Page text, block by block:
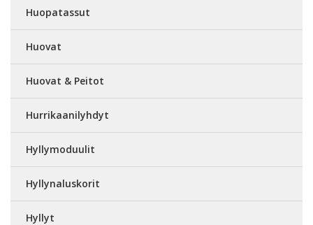
Huopatassut
Huovat
Huovat & Peitot
Hurrikaanilyhdyt
Hyllymoduulit
Hyllynaluskorit
Hyllyt